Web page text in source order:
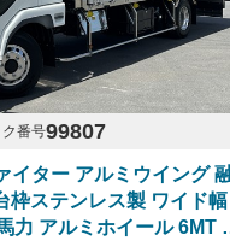
ク番号99807
イター アルミウイング
枠ステンレス製 ワイド幅
力 アルミホイール 6MT